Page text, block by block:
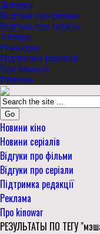
Добірки
Відгуки про фільми
Відгуки про серіали
Актори
Режисери
Підтримка редакції
Про kinowar
Реклама
Go
Новини кіно
Новини серіалів
Відгуки про фільми
Відгуки про серіали
Підтримка редакції
Реклама
Про kinowar
РЕЗУЛЬТАТЫ ПО ТЕГУ